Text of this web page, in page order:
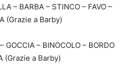
– BARBA – STINCO – FAVO –
(Grazie a Barby)
GOCCIA – BINOCOLO – BORDO
(Grazie a Barby)